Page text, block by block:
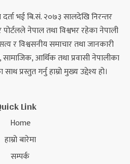
भई बि.सं. २०७३ सालदेखि निरन्तर
पोर्टलले नेपाल तथा विश्वभर रहेका नेपाली
र विश्वसनीय समाचार तथा जानकारी
सामाजिक, आर्थिक तथा प्रवासी नेपालीका
प्रस्तुत गर्नु हाम्रो मुख्य उद्देश्य हो।
Link
Home
हाम्रो बारेमा
सम्पर्क